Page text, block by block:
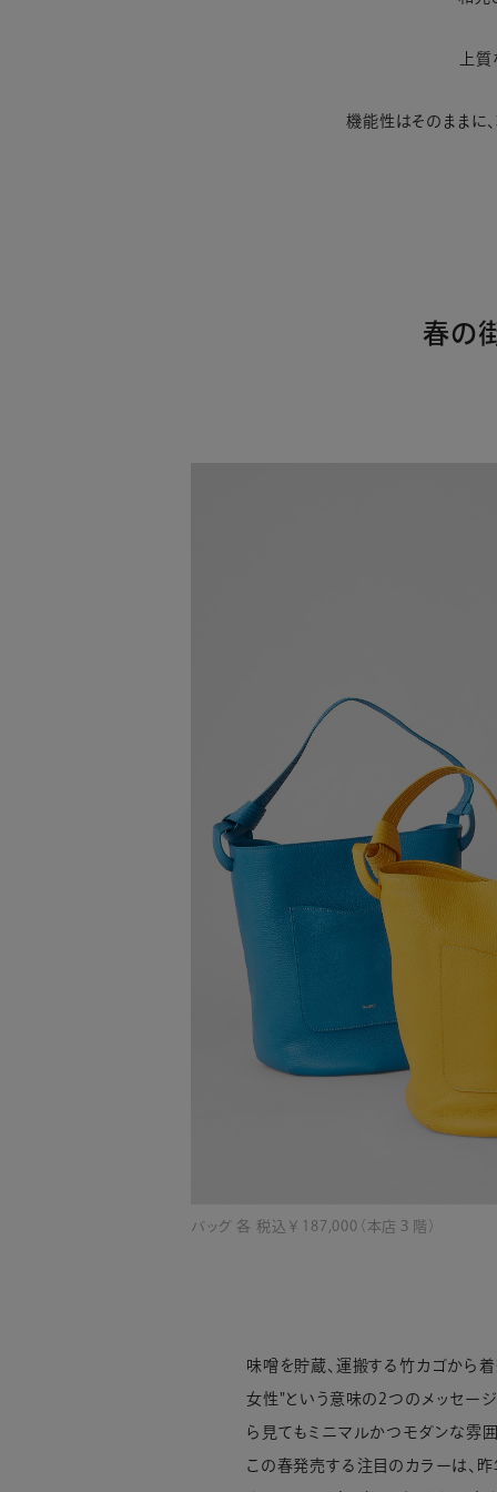
上
機能性はそのままに
春の
バッグ 各 税込￥187,000（本店３階）
味噌を貯蔵、運搬する竹カゴから
女性"という意味の2つのメッセージ
ら見てもミニマルかつモダンな雰
この春発売する注目のカラーは、昨